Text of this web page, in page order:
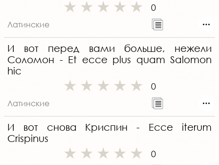
0
Латинские
И вот перед вами больше, нежели
Соломон - Et ecce plus quam Salomon
hic
0
Латинские
И вот снова Криспин - Ecce iterum
Crispinus
0